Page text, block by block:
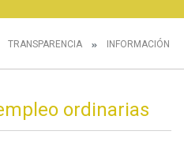
TRANSPARENCIA INFORMACIÓN
ordinarias